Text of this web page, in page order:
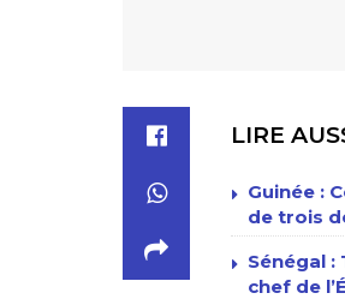
LIRE
Guinée :
de trois
Sénégal
chef de